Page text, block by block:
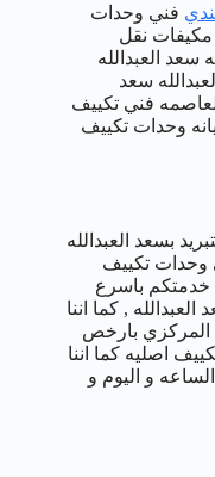
فني وحدات
نقل
اصلاح تكييف 24 ساعه سعد العبدالله
سعد
العاصمه فني تكييف
وحدات تكييف
بسعد العبدالله
وحدات تكييف
خدمتكم باسرع
, كما اننا
المركزي بارخص
اصليه كما اننا
و اليوم و